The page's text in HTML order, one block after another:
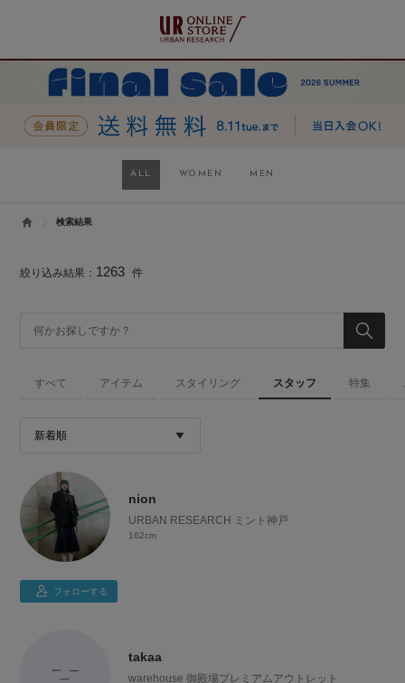
ALL WOMEN MEN
検索結果
絞り込み結果： 1263 件
すべて アイテム スタイリング スタッフ 特集
nion
URBAN RESEARCH ミント神戸
162cm
フォローする
takaa
warehouse 御殿場プレミアムアウトレット